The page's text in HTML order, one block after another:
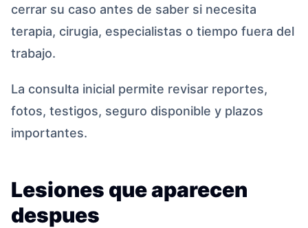
cerrar su caso antes de saber si necesita
terapia, cirugia, especialistas o tiempo fuera del
trabajo.
La consulta inicial permite revisar reportes,
fotos, testigos, seguro disponible y plazos
importantes.
Lesiones que aparecen
despues